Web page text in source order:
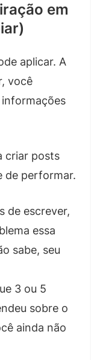
em
aplicar. A
você
criar posts
de performar.
de escrever,
essa
sabe, seu
3 ou 5
sobre o
ainda não